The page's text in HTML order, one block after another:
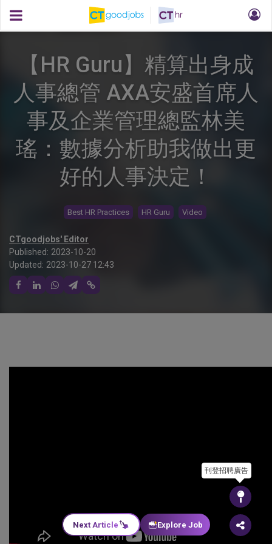
【HR Guru】精算出身成
人事總管 AXA安盛首席人
事及企業管理總監林美
瑤：數據分析助我做出更
好的人事決定！
Best HR Practices HR Guru Video
CTgoodjobs' Editor
Published: 2023-10-20
Updated: 2023-10-27 12:43
刊登招聘廣告
Next Article Explore Job